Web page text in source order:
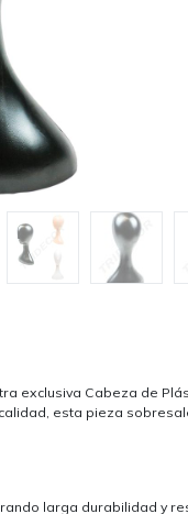
exclusiva Cabeza de
esta pieza
larga durabilidad y